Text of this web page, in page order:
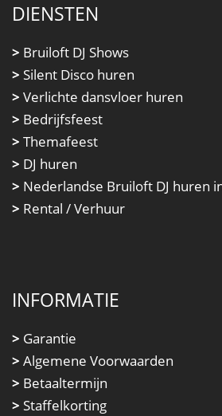
DIENSTEN
> Bruiloft DJ Shows
> Silent Disco huren
> Verlichte dansvloer huren
> Bedrijfsfeest
> Themafeest
> DJ huren
> Nederlandse Bruiloft DJ huren
> Rental / Verhuur
INFORMATIE
> Garantie
> Algemene Voorwaarden
> Betaaltermijn
> Staffelkorting